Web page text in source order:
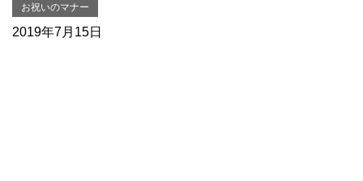
お祝いのマナー
2019年7月15日